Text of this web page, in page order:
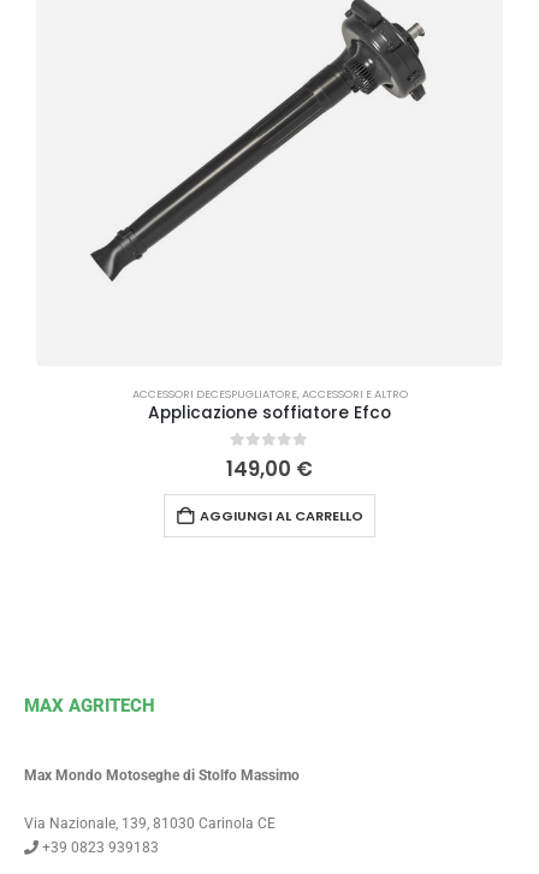
ACCESSORI DECESPUGLIATORE,ACCESSORI E ALTRO
Applicazione soffiatore Efco
0Su 5
149,00 €
AGGIUNGI AL CARRELLO
MAX AGRITECH
Max Mondo Motoseghe di Stolfo Massimo
Via Nazionale, 139, 81030 Carinola CE
+39 0823 939183